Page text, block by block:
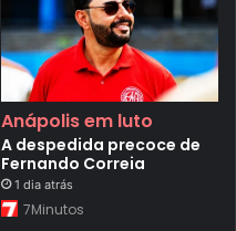
Anápolis em luto
A despedida precoce de
Fernando Correia
1 dia atrás
7Minutos